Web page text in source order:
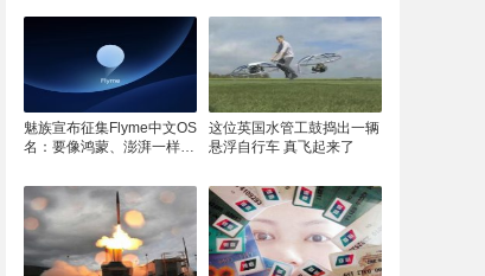
魅族宣布征集Flyme中文OS
名：要像鸿蒙、澎湃一样响
这位英国水管工鼓捣出一辆
悬浮自行车 真飞起来了